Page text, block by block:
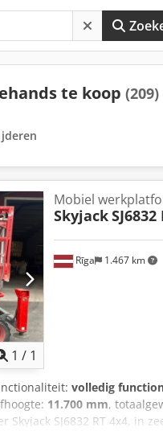
te koop (209)
1 / 1
Rīga 1.467 km
Mobiel
Skyjack
volledig
11.700 mm,
Skyjack SJ6832 RT 4x4, in